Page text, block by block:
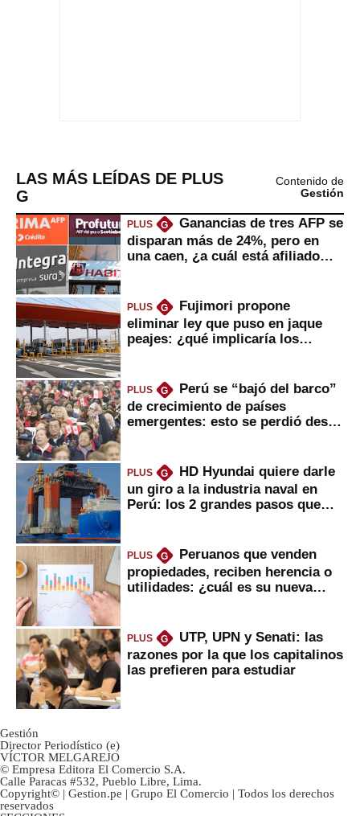
LAS MÁS LEÍDAS DE PLUS
G
Contenido de
Gestión
PLUS G
Ganancias de tres AFP se
disparan más de 24%, pero en
una caen, ¿a cuál está afiliado
PLUS G
Fujimori propone
eliminar ley que puso en jaque
peajes: ¿qué implicaría los
PLUS G
Perú se “bajó del barco”
de crecimiento de países
emergentes: esto se perdió desde
PLUS G
HD Hyundai quiere darle
un giro a la industria naval en
Perú: los 2 grandes pasos que
PLUS G
Peruanos que venden
propiedades, reciben herencia o
utilidades: ¿cuál es su nueva
PLUS G
UTP, UPN y Senati: las
razones por la que los capitalinos
las prefieren para estudiar
Gestión
Director Periodístico (e)
VÍCTOR MELGAREJO
© Empresa Editora El Comercio S.A.
Calle Paracas #532, Pueblo Libre, Lima.
Copyright© | Gestion.pe | Grupo El Comercio | Todos los derechos
reservados